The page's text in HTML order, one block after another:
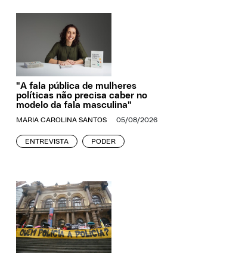
"A fala pública de mulheres
políticas não precisa caber no
modelo da fala masculina"
MARIA CAROLINA SANTOS 05/08/2026
ENTREVISTA PODER